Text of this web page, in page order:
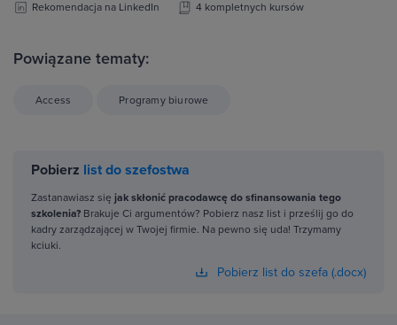
Rekomendacja na LinkedIn
4 kompletnych kursów
Powiązane tematy:
Access Programy biurowe
Pobierz list do szefostwa
Zastanawiasz się jak skłonić pracodawcę do sfinansowania tego
szkolenia? Brakuje Ci argumentów? Pobierz nasz list i prześlij go do
kadry zarządzającej w Twojej firmie. Na pewno się uda! Trzymamy
kciuki.
Pobierz list do szefa (.docx)